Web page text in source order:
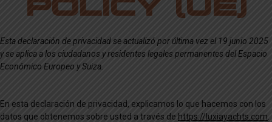
Skip
to
Esta declaración de privacidad se actualizó por última vez el 19 junio 2025
y se aplica a los ciudadanos y residentes legales permanentes del Espacio
Económico Europeo y Suiza.
En esta declaración de privacidad, explicamos lo que hacemos con los
datos que obtenemos sobre usted a través de https://luxiayachts.com